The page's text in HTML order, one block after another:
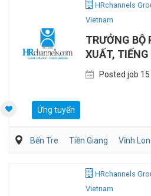
HRchannels
Vietnam
TRƯỞNG BỘ
XUẤT,
Posted job
Ứng tuyển
Bến Tre Tiền Giang
Vĩnh
HRchannels
Vietnam